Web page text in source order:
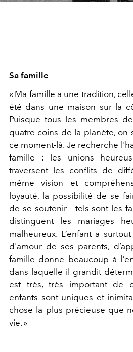
Sa famille
« Ma famille a une tradition,
été dans une maison sur la
Puisque tous les membres
quatre coins de la planète, on
ce moment-là. Je recherche
famille : les unions
traversent les conflits de
même vision et
loyauté, la possibilité de se
de se soutenir - tels sont les
distinguent les mariages
malheureux. L’enfant a
d'amour de ses parents,
famille donne beaucoup à
dans laquelle il grandit
est très, très important de
enfants sont uniques et
chose la plus précieuse que
vie. »